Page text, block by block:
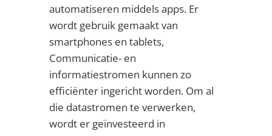
automatiseren middels apps. Er
wordt gebruik gemaakt van
smartphones en tablets,
Communicatie- en
informatiestromen kunnen zo
efficiënter ingericht worden. Om al
die datastromen te verwerken,
wordt er geïnvesteerd in